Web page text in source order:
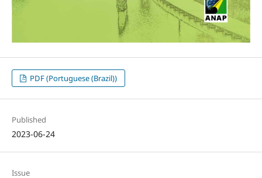
PDF (Portuguese (Brazil))
Published
2023-06-24
Issue